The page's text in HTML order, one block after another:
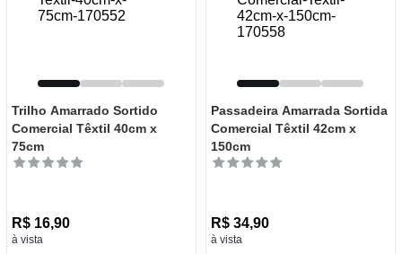
Trilho Amarrado Sortido
Comercial Têxtil 40cm x
75cm
R$ 16,90
à vista
Passadeira Amarrada Sortida
Comercial Têxtil 42cm x
150cm
R$ 34,90
à vista